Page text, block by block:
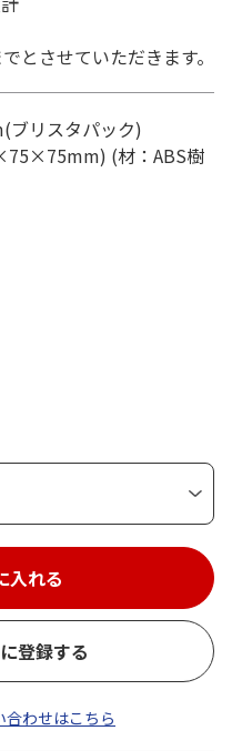
とさせていただきます。
リスタパック)
(材：ABS樹
入れる
登録する
わせはこちら